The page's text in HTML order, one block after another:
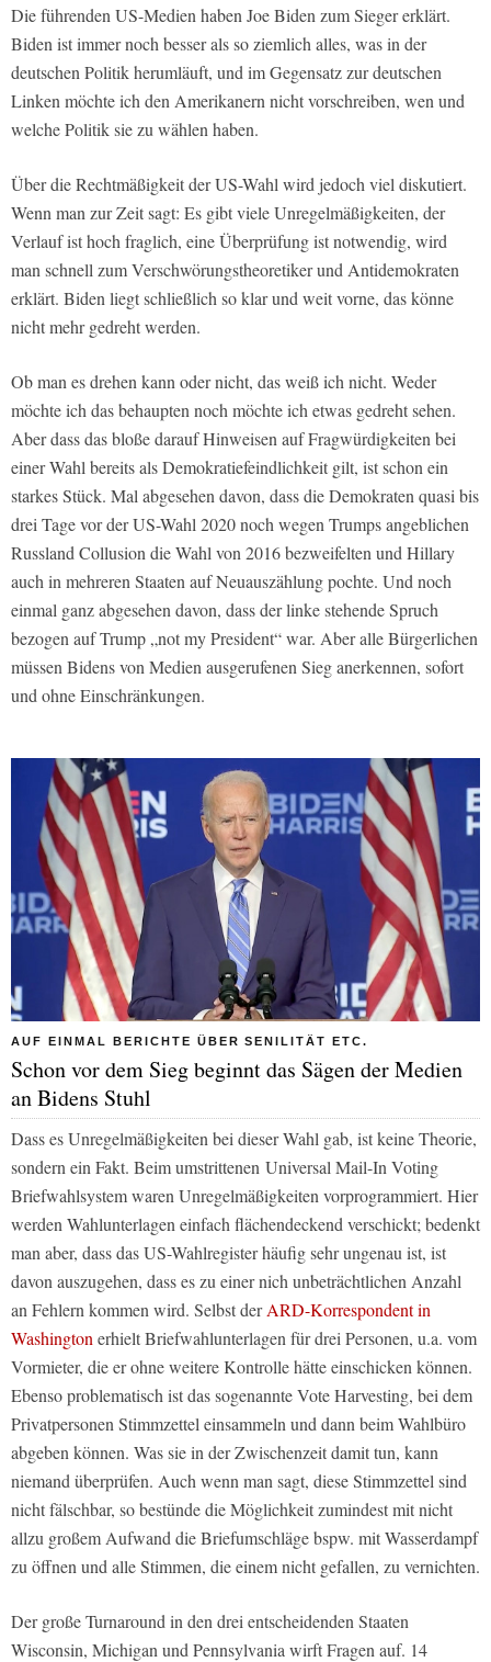
Die führenden US-Medien haben Joe Biden zum Sieger erklärt.
Biden ist immer noch besser als so ziemlich alles, was in der
deutschen Politik herumläuft, und im Gegensatz zur deutschen
Linken möchte ich den Amerikanern nicht vorschreiben, wen und
welche Politik sie zu wählen haben.
Über die Rechtmäßigkeit der US-Wahl wird jedoch viel diskutiert.
Wenn man zur Zeit sagt: Es gibt viele Unregelmäßigkeiten, der
Verlauf ist hoch fraglich, eine Überprüfung ist notwendig, wird
man schnell zum Verschwörungstheoretiker und Antidemokraten
erklärt. Biden liegt schließlich so klar und weit vorne, das könne
nicht mehr gedreht werden.
Ob man es drehen kann oder nicht, das weiß ich nicht. Weder
möchte ich das behaupten noch möchte ich etwas gedreht sehen.
Aber dass das bloße darauf Hinweisen auf Fragwürdigkeiten bei
einer Wahl bereits als Demokratiefeindlichkeit gilt, ist schon ein
starkes Stück. Mal abgesehen davon, dass die Demokraten quasi bis
drei Tage vor der US-Wahl 2020 noch wegen Trumps angeblichen
Russland Collusion die Wahl von 2016 bezweifelten und Hillary
auch in mehreren Staaten auf Neuauszählung pochte. Und noch
einmal ganz abgesehen davon, dass der linke stehende Spruch
bezogen auf Trump „not my President“ war. Aber alle Bürgerlichen
müssen Bidens von Medien ausgerufenen Sieg anerkennen, sofort
und ohne Einschränkungen.
AUF EINMAL BERICHTE ÜBER SENILITÄT ETC.
Schon vor dem Sieg beginnt das Sägen der Medien
an Bidens Stuhl
Dass es Unregelmäßigkeiten bei dieser Wahl gab, ist keine Theorie,
sondern ein Fakt. Beim umstrittenen Universal Mail-In Voting
Briefwahlsystem waren Unregelmäßigkeiten vorprogrammiert. Hier
werden Wahlunterlagen einfach flächendeckend verschickt; bedenkt
man aber, dass das US-Wahlregister häufig sehr ungenau ist, ist
davon auszugehen, dass es zu einer nich unbeträchtlichen Anzahl
an Fehlern kommen wird. Selbst derARD-Korrespondent in
Washington erhielt Briefwahlunterlagen für drei Personen, u.a. vom
Vormieter, die er ohne weitere Kontrolle hätte einschicken können.
Ebenso problematisch ist das sogenannteVote Harvesting, bei dem
Privatpersonen Stimmzettel einsammeln und dann beim Wahlbüro
abgeben können. Was sie in der Zwischenzeit damit tun, kann
niemand überprüfen. Auch wenn man sagt, diese Stimmzettel sind
nicht fälschbar, so bestünde die Möglichkeit zumindest mit nicht
allzu großem Aufwand die Briefumschläge bspw. mit Wasserdampf
zu öffnen und alle Stimmen, die einem nicht gefallen, zu vernichten.
Der große Turnaround in den drei entscheidenden Staaten
Wisconsin, Michigan und Pennsylvania wirft Fragen auf. 14